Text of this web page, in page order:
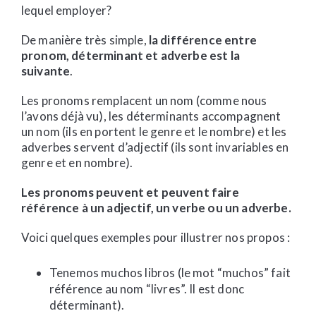
lequel employer?
De manière très simple, la différence entre
pronom, déterminant et adverbe est la
suivante.
Les pronoms remplacent un nom (comme nous
l’avons déjà vu), les déterminants accompagnent
un nom (ils en portent le genre et le nombre) et les
adverbes servent d’adjectif (ils sont invariables en
genre et en nombre).
Les pronoms peuvent et peuvent faire
référence à un adjectif, un verbe ou un adverbe.
Voici quelques exemples pour illustrer nos propos :
Tenemos muchos libros (le mot “muchos” fait
référence au nom “livres”. Il est donc
déterminant).